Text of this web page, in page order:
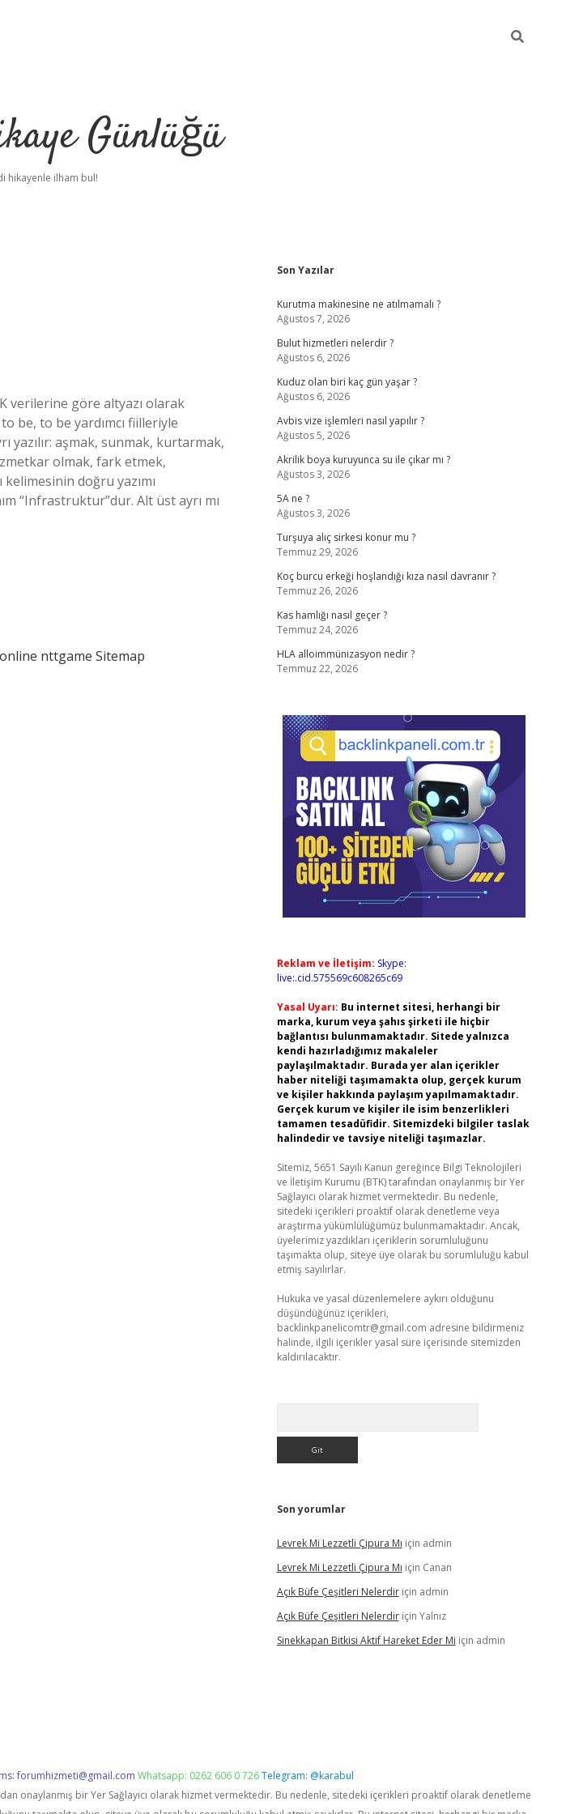
Günlüğü
hikayenle ilham bul!
verilerine göre altyazı olarak
be, to be yardımcı fiilleriyle
yazılır: aşmak, sunmak, kurtarmak,
olmak, fark etmek,
doğru yazımı
“Infrastruktur”dur. Alt üst ayrı mı
nttgame Sitemap
Sidebar
Son Yazılar
Kurutma makinesine ne atılmamalı ?
Ağustos 7, 2026
Bulut hizmetleri nelerdir ?
Ağustos 6, 2026
Kuduz olan biri kaç gün yaşar ?
Ağustos 6, 2026
Avbis vize işlemleri nasıl yapılır ?
Ağustos 5, 2026
Akrilik boya kuruyunca su ile çıkar mı ?
Ağustos 3, 2026
5A ne ?
Ağustos 3, 2026
Turşuya alıç sirkesi konur mu ?
Temmuz 29, 2026
Koç burcu erkeği hoşlandığı kıza nasıl davranır ?
Temmuz 26, 2026
Kas hamlığı nasıl geçer ?
Temmuz 24, 2026
HLA alloimmünizasyon nedir ?
Temmuz 22, 2026
Reklam ve İletişim: Skype:
live:.cid.575569c608265c69
Yasal Uyarı: Bu internet sitesi, herhangi bir
marka, kurum veya şahıs şirketi ile hiçbir
bağlantısı bulunmamaktadır. Sitede yalnızca
kendi hazırladığımız makaleler
paylaşılmaktadır. Burada yer alan içerikler
haber niteliği taşımamakta olup, gerçek kurum
ve kişiler hakkında paylaşım yapılmamaktadır.
Gerçek kurum ve kişiler ile isim benzerlikleri
tamamen tesadüfidir. Sitemizdeki bilgiler taslak
halindedir ve tavsiye niteliği taşımazlar.
Sitemiz, 5651 Sayılı Kanun gereğince Bilgi Teknolojileri
ve İletişim Kurumu (BTK) tarafından onaylanmış bir Yer
Sağlayıcı olarak hizmet vermektedir. Bu nedenle,
sitedeki içerikleri proaktif olarak denetleme veya
araştırma yükümlülüğümüz bulunmamaktadır. Ancak,
üyelerimiz yazdıkları içeriklerin sorumluluğunu
taşımakta olup, siteye üye olarak bu sorumluluğu kabul
etmiş sayılırlar.
Hukuka ve yasal düzenlemelere aykırı olduğunu
düşündüğünüz içerikleri,
backlinkpanelicomtr@gmail.com adresine bildirmeniz
halinde, ilgili içerikler yasal süre içerisinde sitemizden
kaldırılacaktır.
Son yorumlar
Levrek Mi Lezzetli Çipura Mı için admin
Levrek Mi Lezzetli Çipura Mı için Canan
Açık Büfe Çeşitleri Nelerdiriçin admin
Açık Büfe Çeşitleri Nelerdiriçin Yalnız
Sinekkapan Bitkisi Aktif Hareket Eder Mi için admin
forumhizmeti@gmail.com Whatsapp: 0262 606 0 726Telegram: @karabul
onaylanmış bir Yer Sağlayıcı olarak hizmet vermektedir. Bu nedenle, sitedeki içerikleri proaktif olarak denetleme